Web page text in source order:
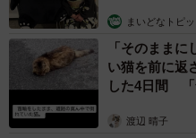
まいどなトピッ
「そのまま
い猫を前に
した4日間 「
渡辺 晴子